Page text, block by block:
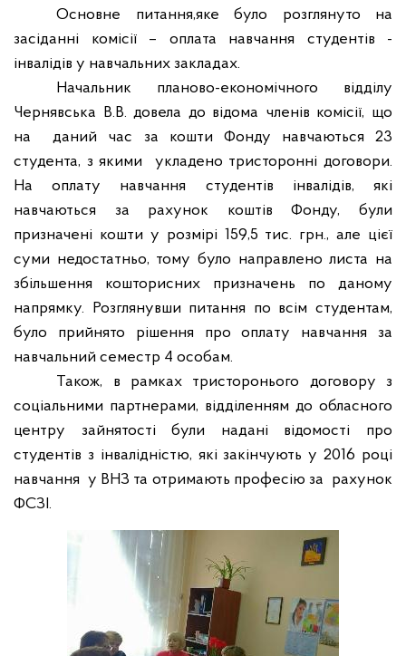
Основне питання,яке було розглянуто на
засіданні комісії – оплата навчання студентів -
інвалідів у навчальних закладах.
Начальник планово-економічного відділу
Чернявська В.В. довела до відома членів комісії, що
на
даний час за кошти Фонду навчаються 23
студента, з якими
укладено тристоронні договори.
На оплату навчання студентів інвалідів, які
навчаються за рахунок коштів Фонду, були
призначені кошти у розмірі 159,5 тис. грн., але цієї
суми недостатньо, тому було направлено листа на
збільшення кошторисних призначень по даному
напрямку. Розглянувши питання по всім студентам,
було прийнято рішення про оплату навчання за
навчальний семестр 4 особам.
Також, в рамках тристоронього договору з
соціальними партнерами, відділенням до обласного
центру зайнятості були надані відомості про
студентів з інвалідністю, які закінчують у 2016 році
навчання у ВНЗ та отримають професію за рахунок
ФСЗІ.